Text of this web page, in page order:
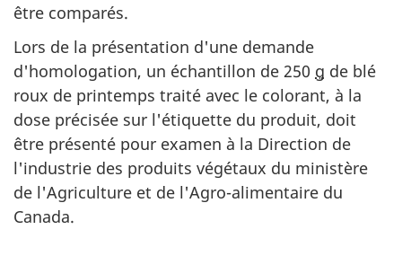
être comparés.
Lors de la présentation d'une demande
d'homologation, un échantillon de 250 g de blé
roux de printemps traité avec le colorant, à la
dose précisée sur l'étiquette du produit, doit
être présenté pour examen à la Direction de
l'industrie des produits végétaux du ministère
de l'Agriculture et de l'Agro-alimentaire du
Canada.